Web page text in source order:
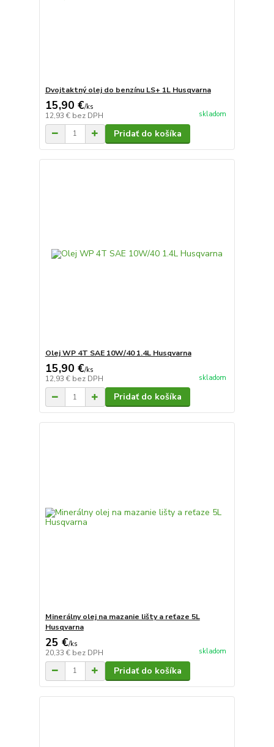
Dvojtaktný olej do benzínu LS+ 1L Husqvarna
15,90 €/ks
12,93 € bez DPH skladom
Pridať do košíka
Olej WP 4T SAE 10W/40 1.4L Husqvarna
15,90 €/ks
12,93 € bez DPH skladom
Pridať do košíka
Minerálny olej na mazanie lišty a reťaze 5L
Husqvarna
25 €/ks
20,33 € bez DPH skladom
Pridať do košíka